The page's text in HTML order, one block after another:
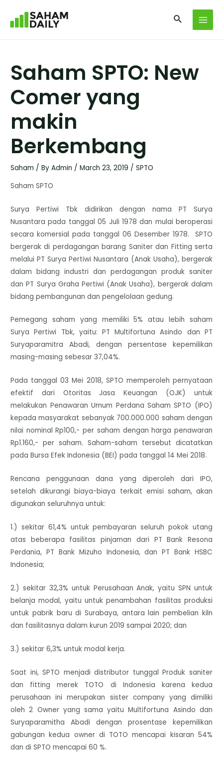
Saham SPTO: New
Comer yang
makin
Berkembang
Saham / ByAdmin /March 23, 2019 /SPTO
Saham SPTO
Surya Pertiwi Tbk didirikan dengan nama PT Surya
Nusantara pada tanggal 05 Juli 1978 dan mulai beroperasi
secara komersial pada tanggal 06 Desember 1978. SPTO
bergerak di perdagangan barang Saniter dan Fitting serta
melalui PT Surya Pertiwi Nusantara (Anak Usaha), bergerak
dalam bidang industri dan perdagangan produk saniter
dan PT Surya Graha Pertiwi (Anak Usaha), bergerak dalam
bidang pembangunan dan pengelolaan gedung.
Pemegang saham yang memiliki 5% atau lebih saham
Surya Pertiwi Tbk, yaitu: PT Multifortuna Asindo dan PT
Suryaparamitra Abadi, dengan persentase kepemilikan
masing-masing sebesar 37,04%.
Pada tanggal 03 Mei 2018, SPTO memperoleh pernyataan
efektif dari Otoritas Jasa Keuangan (OJK) untuk
melakukan Penawaran Umum Perdana Saham SPTO (IPO)
kepada masyarakat sebanyak 700.000.000 saham dengan
nilai nominal Rp100,- per saham dengan harga penawaran
Rp1.160,- per saham. Saham-saham tersebut dicatatkan
pada Bursa Efek Indonesia (BEI) pada tanggal 14 Mei 2018.
Rencana penggunaan dana yang diperoleh dari IPO,
setelah dikurangi biaya-biaya terkait emisi saham, akan
digunakan seluruhnya untuk:
1.) sekitar 61,4% untuk pembayaran seluruh pokok utang
atas beberapa fasilitas pinjaman dari PT Bank Resona
Perdania, PT Bank Mizuho Indonesia, dan PT Bank HSBC
Indonesia;
2.) sekitar 32,3% untuk Perusahaan Anak, yaitu SPN untuk
belanja modal, yaitu untuk penambahan fasilitas produksi
untuk pabrik baru di Surabaya, antara lain pembelian kiln
dan fasilitasnya dalam kurun 2019 sampai 2020; dan
3.) sekitar 6,3% untuk modal kerja.
Saat ini, SPTO menjadi distributor tunggal Produk saniter
dan fitting merek TOTO di Indonesia karena kedua
perusahaan ini merupakan sister company yang dimiliki
oleh 2 Owner yang sama yaitu Multifortuna Asindo dan
Suryaparamitha Abadi dengan prosentase kepemilikan
gabungan kedua owner di TOTO mencapai kisaran 54%
dan di SPTO mencapai 60 %.